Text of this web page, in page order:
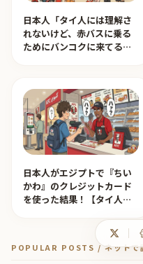
日本人「タイ人には理解さ
れないけど、赤バスに乗る
ためにバンコクに来てる日
日本人がエジプトで『ちい
かわ』のクレジットカード
を使った結果！【タイ人の
POPULAR POSTS / ネットで